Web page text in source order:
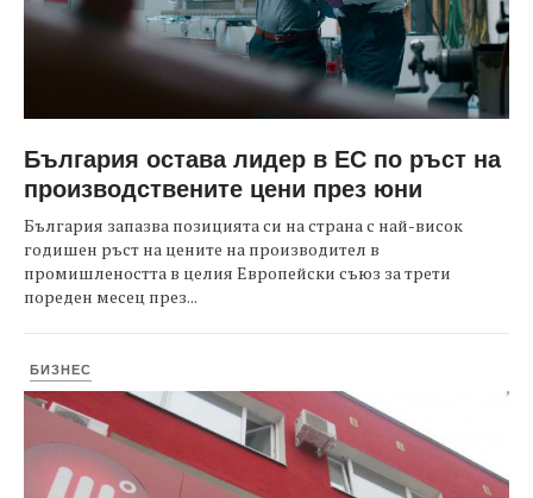
България остава лидер в ЕС по ръст на
производствените цени през юни
България запазва позицията си на страна с най-висок
годишен ръст на цените на производител в
промишлеността в целия Европейски съюз за трети
пореден месец през...
БИЗНЕС